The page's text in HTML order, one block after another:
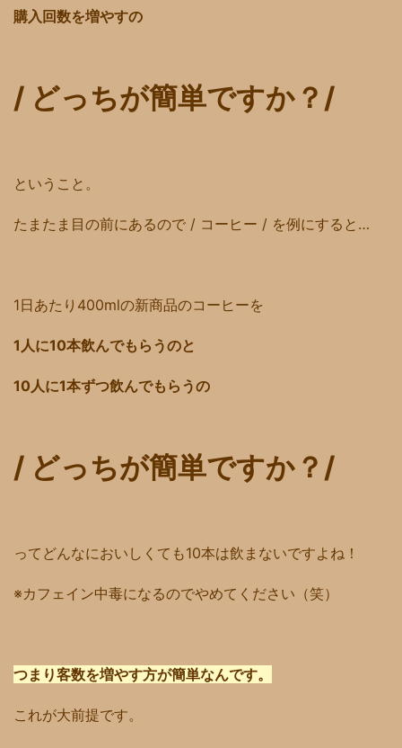
購入回数を増やすの
/ どっちが簡単ですか？/
ということ。
たまたま目の前にあるので / コーヒー / を例にすると…
1日あたり400mlの新商品のコーヒーを
1人に10本飲んでもらうのと
10人に1本ずつ飲んでもらうの
/ どっちが簡単ですか？/
ってどんなにおいしくても10本は飲まないですよね！
※カフェイン中毒になるのでやめてください（笑）
つまり客数を増やす方が簡単なんです。
これが大前提です。